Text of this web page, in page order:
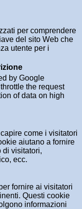
per comprendere
del sito Web che
utente per i
by Google
the request
of data on high
come i visitatori
aiutano a fornire
di visitatori,
ecc.
fornire ai visitatori
Questi cookie
informazioni